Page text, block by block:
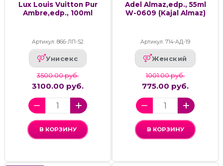
Lux Louis Vuitton Pur
Ambre,edp., 100ml
Артикул: 866-ЛП-52
Унисекс
3500.00 руб.
3100.00 руб.
В КОРЗИНУ
Adel Almaz,edp., 55ml
W-0609 (Kajal Almaz)
Артикул: 714-АД-19
Женский
1001.00 руб.
775.00 руб.
В КОРЗИНУ